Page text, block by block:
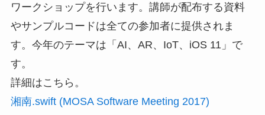
ワークショップを行います。講師が配布する資料
やサンプルコードは全ての参加者に提供されま
す。今年のテーマは「AI、AR、IoT、iOS 11」で
す。
詳細はこちら。
湘南.swift (MOSA Software Meeting 2017)